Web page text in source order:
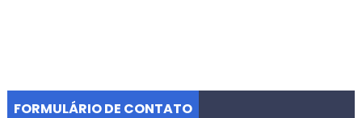
FORMULÁRIO DE CONTATO